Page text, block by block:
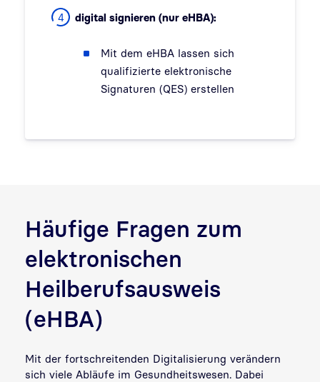
digital signieren (nur eHBA):
Mit dem eHBA lassen sich
qualifizierte elektronische
Signaturen (QES) erstellen
Häufige Fragen zum
elektronischen
Heilberufsausweis
(eHBA)
Mit der fortschreitenden Digitalisierung verändern
sich viele Abläufe im Gesundheitswesen. Dabei